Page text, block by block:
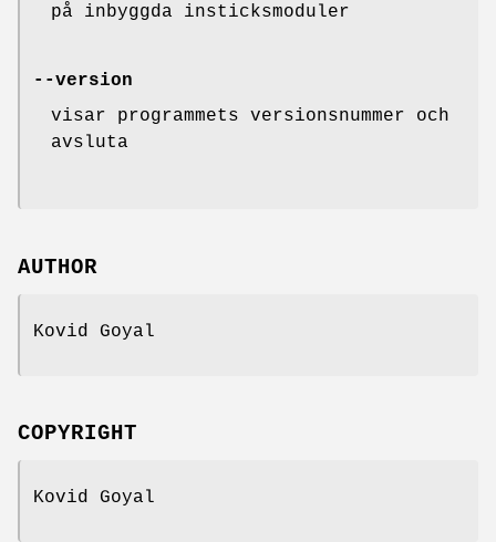
på inbyggda insticksmoduler
--version
visar programmets versionsnummer och
avsluta
AUTHOR
Kovid Goyal
COPYRIGHT
Kovid Goyal